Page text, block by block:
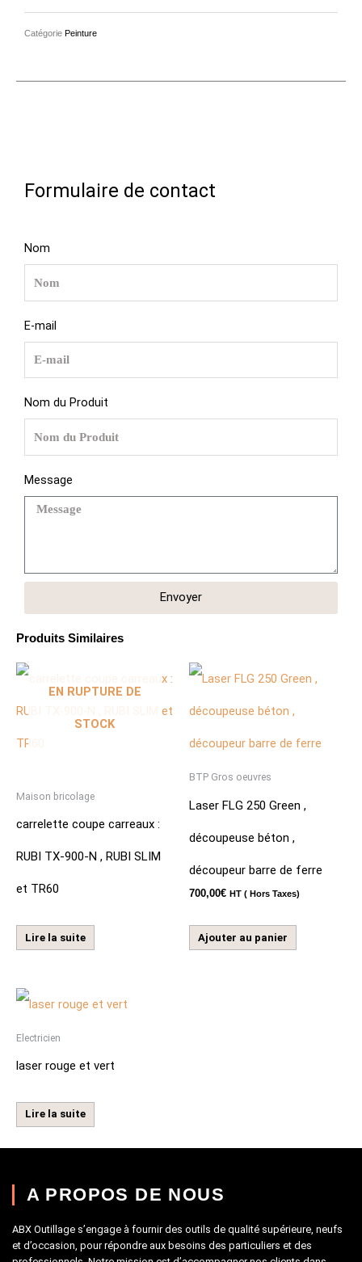
Formulaire de contact
Nom
E-mail
Nom du Produit
Message
Envoyer
Produits Similaires
EN RUPTURE DE
STOCK
Maison bricolage
carrelette coupe carreaux :
RUBI TX-900-N , RUBI SLIM
et TR60
Lire la suite
BTP Gros oeuvres
Laser FLG 250 Green ,
découpeuse béton ,
découpeur barre de ferre
700,00€ HT ( Hors Taxes)
Ajouter au panier
Electricien
laser rouge et vert
Lire la suite
Catégorie Peinture
A PROPOS DE NOUS
ABX Outillage s’engage à fournir des outils de qualité supérieure, neufs
et d’occasion, pour répondre aux besoins des particuliers et des